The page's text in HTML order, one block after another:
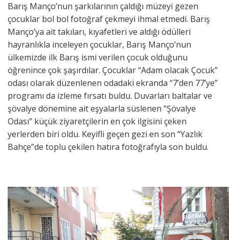
Barış Manço’nun şarkılarının çaldığı müzeyi gezen
çocuklar bol bol fotoğraf çekmeyi ihmal etmedi. Barış
Manço’ya ait takıları, kıyafetleri ve aldığı ödülleri
hayranlıkla inceleyen çocuklar, Barış Manço’nun
ülkemizde ilk Barış ismi verilen çocuk olduğunu
öğrenince çok şaşırdılar. Çocuklar “Adam olacak Çocuk”
odası olarak düzenlenen odadaki ekranda “7’den 77’ye”
programı da izleme fırsatı buldu. Duvarları baltalar ve
şövalye dönemine ait eşyalarla süslenen “Şövalye
Odası” küçük ziyaretçilerin en çok ilgisini çeken
yerlerden biri oldu. Keyifli geçen gezi en son “Yazlık
Bahçe”de toplu çekilen hatıra fotoğrafıyla son buldu.